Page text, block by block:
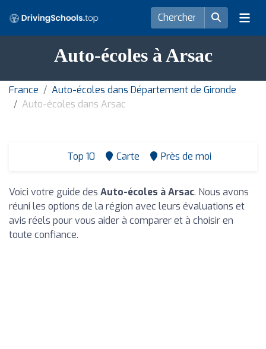
Auto-écoles à Arsac
France
Auto-écoles dans Département de Gironde
Auto-écoles dans Arsac
Top 10 Carte Près de moi
Voici votre guide des Auto-écoles à Arsac. Nous avons
réuni les options de la région avec leurs évaluations et
avis réels pour vous aider à comparer et à choisir en
toute confiance.